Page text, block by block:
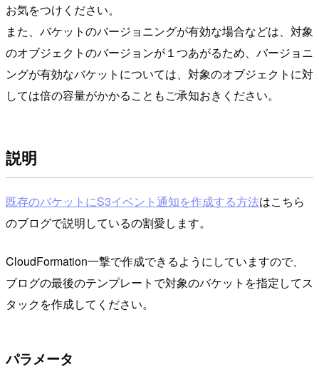
お気をつけください。
また、バケットのバージョニングが有効な場合などは、対象
のオブジェクトのバージョンが１つあがるため、バージョニ
ングが有効なバケットについては、対象のオブジェクトに対
しては倍の容量がかかることもご承知おきください。
説明
既存のバケットにS3イベント通知を作成する方法はこちら
のブログで説明しているの割愛します。
CloudFormation一撃で作成できるようにしていますので、
ブログの最後のテンプレートで対象のバケットを指定してス
タックを作成してください。
パラメータ